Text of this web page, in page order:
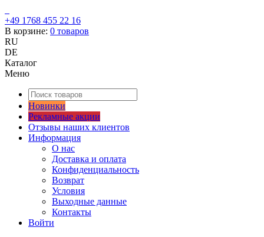
+49 1768 455 22 16
В корзине: 0 товаров
RU
DE
Каталог
Меню
Новинки
Рекламные акции
Отзывы наших клиентов
Информация
О нас
Доставка и оплата
Конфиденциальность
Возврат
Условия
Выходные данные
Контакты
Войти